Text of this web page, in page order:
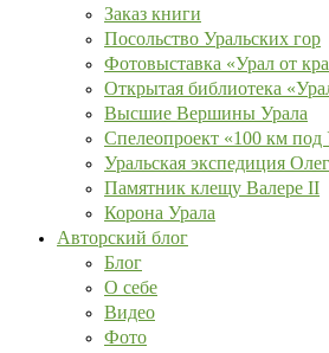
Заказ книги
Посольство Уральских гор
Фотовыставка «Урал от
Открытая библиотека
Высшие Вершины Урала
Спелеопроект «100 км под
Уральская экспедиция
Памятник клещу Валере II
Корона Урала
Авторский блог
Блог
О себе
Видео
Фото